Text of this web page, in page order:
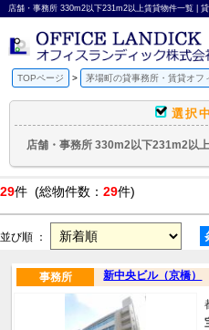
TOPページ 茅場町の貸事務所・賃貸オフ
選択
店舗・事務所 330m2以下231m2以
29件 (総物件数： 29件)
並び順 ：
新中央ビル（京橋）
事務所